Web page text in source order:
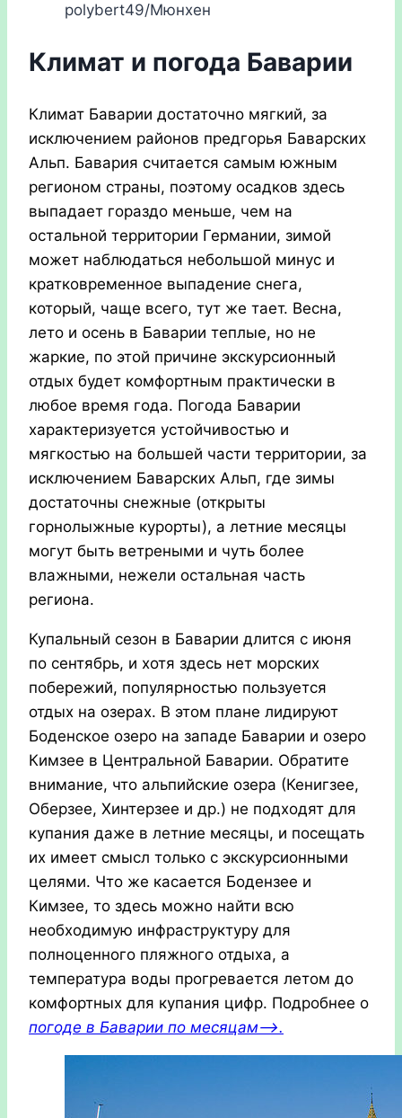
polybert49/Мюнхен
Климат и погода Баварии
Климат Баварии достаточно мягкий, за
исключением районов предгорья Баварских
Альп. Бавария считается самым южным
регионом страны, поэтому осадков здесь
выпадает гораздо меньше, чем на
остальной территории Германии, зимой
может наблюдаться небольшой минус и
кратковременное выпадение снега,
который, чаще всего, тут же тает. Весна,
лето и осень в Баварии теплые, но не
жаркие, по этой причине экскурсионный
отдых будет комфортным практически в
любое время года. Погода Баварии
характеризуется устойчивостью и
мягкостью на большей части территории, за
исключением Баварских Альп, где зимы
достаточны снежные (открыты
горнолыжные курорты), а летние месяцы
могут быть ветреными и чуть более
влажными, нежели остальная часть
региона.
Купальный сезон в Баварии длится с июня
по сентябрь, и хотя здесь нет морских
побережий, популярностью пользуется
отдых на озерах. В этом плане лидируют
Боденское озеро на западе Баварии и озеро
Кимзее в Центральной Баварии. Обратите
внимание, что альпийские озера (Кенигзее,
Оберзее, Хинтерзее и др.) не подходят для
купания даже в летние месяцы, и посещать
их имеет смысл только с экскурсионными
целями. Что же касается Бодензее и
Кимзее, то здесь можно найти всю
необходимую инфраструктуру для
полноценного пляжного отдыха, а
температура воды прогревается летом до
комфортных для купания цифр. Подробнее о
погоде в Баварии по месяцам—>.